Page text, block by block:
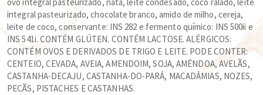
integral pasteurizado, chocolate branco, amido de milho, cereja,
leite de coco, conservante: INS 282 e fermento químico: INS 500ii e
INS 541i. CONTÉM GLÚTEN. CONTÉM LACTOSE. ALÉRGICOS:
CONTÉM OVOS E DERIVADOS DE TRIGO E LEITE. PODE CONTER:
CENTEIO, CEVADA, AVEIA, AMENDOIM, SOJA, AMÊNDOA, AVELÃS,
CASTANHA-DECAJU, CASTANHA-DO-PARÁ, MACADÂMIAS, NOZES,
PECÃS, PISTACHES E CASTANHAS.